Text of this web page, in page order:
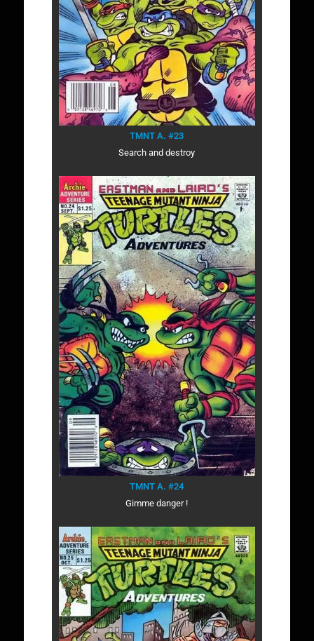
TMNT A. #23
Search and destroy
TMNT A. #24
Gimme danger !